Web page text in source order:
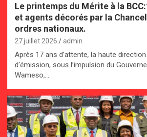
Le printemps du Mérite à la
et agents décorés par la
ordres nationaux.
27 juillet 2026 admin
Après 17 ans d’attente, la haute
d’émission, sous l’impulsion du
Wameso,…